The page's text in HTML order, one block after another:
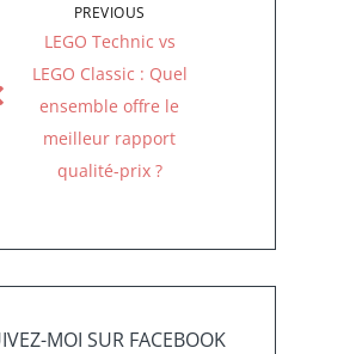
PREVIOUS
LEGO Technic vs
LEGO Classic : Quel
ensemble offre le
meilleur rapport
qualité-prix ?
MOI SUR FACEBOOK